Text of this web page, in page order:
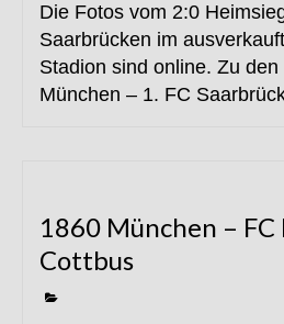
Die Fotos vom 2:0
Saarbrücken im
Stadion sind online. Zu
München – 1. FC
1860 München – FC
Cottbus